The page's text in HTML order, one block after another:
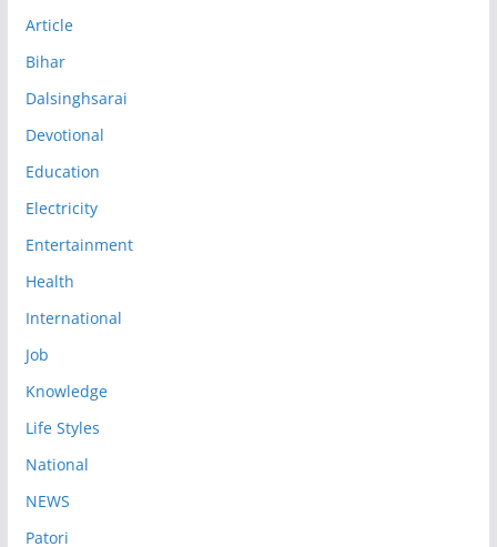
Article
Bihar
Dalsinghsarai
Devotional
Education
Electricity
Entertainment
Health
International
Job
Knowledge
Life Styles
National
NEWS
Patori